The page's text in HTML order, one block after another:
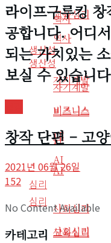
역사
생산성
자기계발
비즈니스
IT
AI
심리
사회심리
교육심리
역사
생산성
자기계발
비즈니스
IT
AI
심리
사회심리
교육심리
라이프구루킹
공합니다. 어디
되는 가치있는
보실 수 있습니
창작 단편 – 고
2021년 06월 26일
152
No Content Available
카테고리